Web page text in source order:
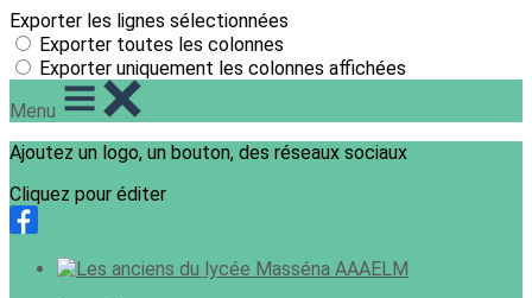
Exporter les lignes sélectionnées
Exporter toutes les colonnes
Exporter uniquement les colonnes affichées
Menu
Ajoutez un logo, un bouton, des réseaux sociaux
Cliquez pour éditer